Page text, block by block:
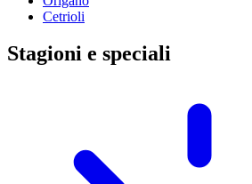
Cetrioli
Stagioni e speciali